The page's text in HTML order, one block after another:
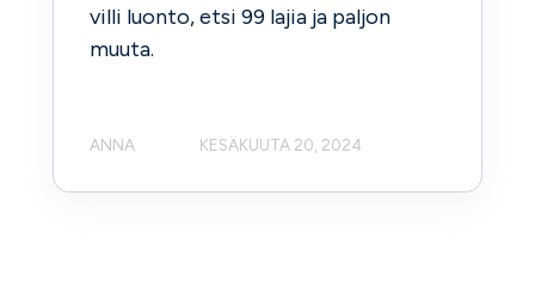
villi luonto, etsi 99 lajia ja paljon
muuta.
ANNA KESÄKUUTA 20, 2024